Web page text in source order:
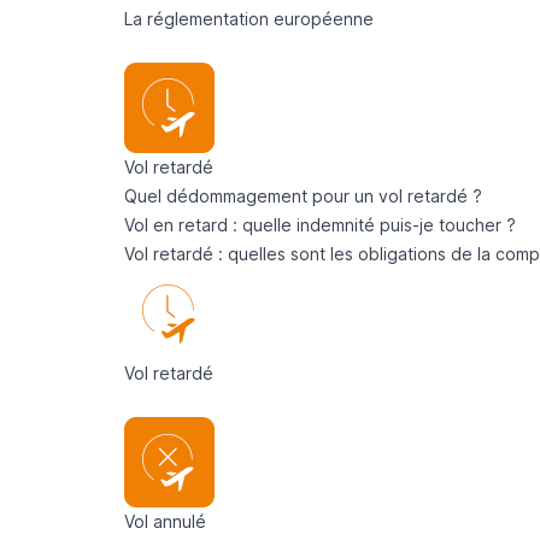
La réglementation européenne
Vol retardé
Quel dédommagement pour un vol retardé ?
Vol en retard : quelle indemnité puis-je toucher ?
Vol retardé : quelles sont les obligations de la
Vol retardé
Vol annulé